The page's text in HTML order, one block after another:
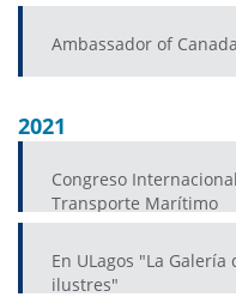
Ambassador of Canada
2021
Congreso Internacional
Transporte Marítimo
En ULagos "La Galería
ilustres"